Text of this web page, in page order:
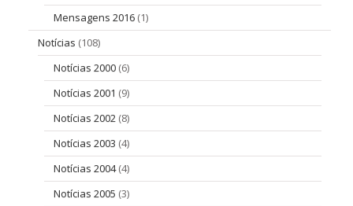
Mensagens 2016 (1)
Notícias (108)
Notícias 2000 (6)
Notícias 2001 (9)
Notícias 2002 (8)
Notícias 2003 (4)
Notícias 2004(4)
Notícias 2005 (3)